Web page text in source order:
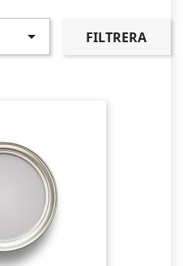
 FILTRERA